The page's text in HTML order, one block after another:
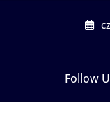
Follow